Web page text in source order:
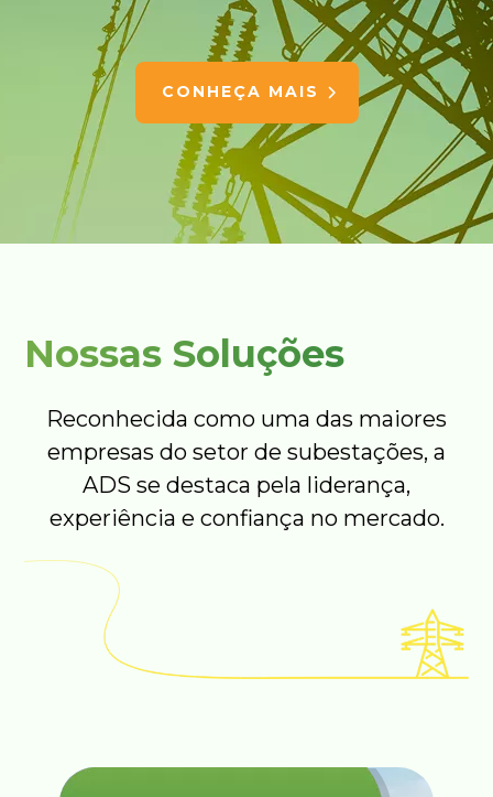
CONHEÇA MAIS
Nossas Soluções
Reconhecida como uma das maiores
empresas do setor de subestações, a
ADS se destaca pela liderança,
experiência e confiança no mercado.